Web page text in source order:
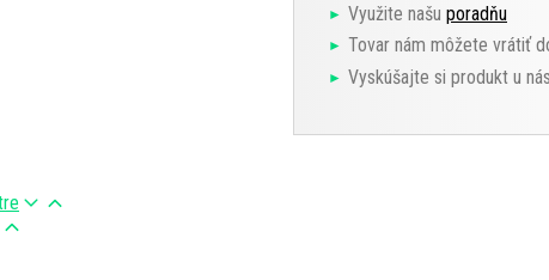
Využite našu poradňu
Tovar nám môžete vrátiť
Vyskúšajte si produkt u nás